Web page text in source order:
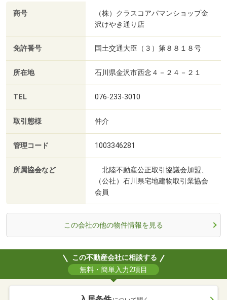
商号
（株）クラスコアパマンショップ金
沢けやき通り店
免許番号 国土交通大臣（３）第８８１８号
所在地 石川県金沢市西念４－２４－２１
TEL 076-233-3010
取引態様 仲介
管理コード 1003346281
所属協会など
北陸不動産公正取引協議会加盟、
（公社）石川県宅地建物取引業協会
会員
この会社の他の物件情報を見る
この不動産会社に相談する
無料・簡単入力2項目